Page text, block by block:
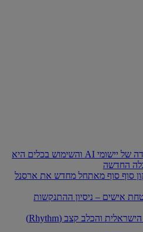
העולם לא מחכה: למה למידה של יישומי AI והשימוש בכלים היא
החדשה
סוף סוף מאתחל מחדש את ארסנל
אישים – ניסיון ההתנקשות
אמריקה גוט טאלנט – רוני הישראלית והכלב קצב (Rhythm)